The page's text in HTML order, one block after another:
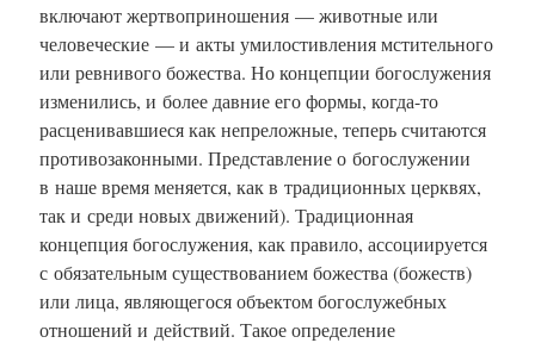
включают жертвоприношения — животные или
человеческие — и акты умилостивления мстительного
или ревнивого божества. Но концепции богослужения
изменились, и более давние его формы, когда-то
расценивавшиеся как непреложные, теперь считаются
противозаконными. Представление о богослужении
в наше время меняется, как в традиционных церквях,
так и среди новых движений). Традиционная
концепция богослужения, как правило, ассоциируется
с обязательным существованием божества (божеств)
или лица, являющегося объектом богослужебных
отношений и действий. Такое определение